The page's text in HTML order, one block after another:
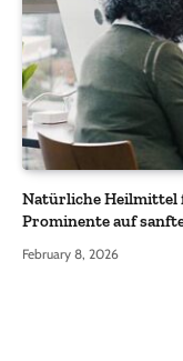
Natürliche Heilmittel
Prominente auf
February 8, 2026